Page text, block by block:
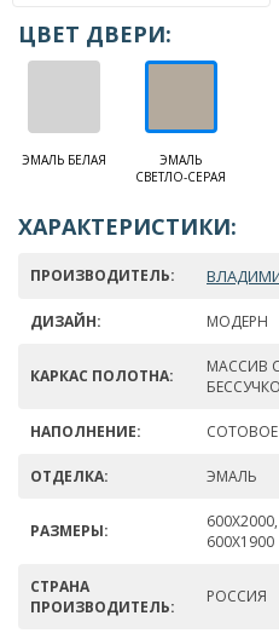
ЦВЕТ ДВЕРИ:
ЭМАЛЬ БЕЛАЯ
ЭМАЛЬ
СВЕТЛО-СЕРАЯ
ХАРАКТЕРИСТИКИ:
ПРОИЗВОДИТЕЛЬ:
ДИЗАЙН: МОДЕРН
КАРКАС ПОЛОТНА:
МАССИВ
НАПОЛНЕНИЕ: СОТОВОЕ
ОТДЕЛКА: ЭМАЛЬ
РАЗМЕРЫ:
600Х1900
СТРАНА
ПРОИЗВОДИТЕЛЬ:
РОССИЯ